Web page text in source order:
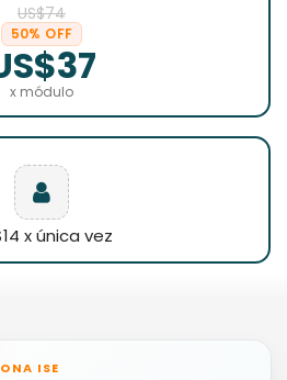
US$74
50% OFF
x módulo
x única vez
ISE